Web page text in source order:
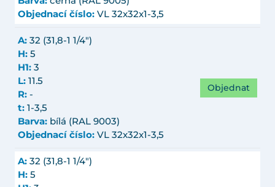
Objednací číslo: VL 32x32x1-3,5
A: 32 (31,8-1 1/4")
H: 5
H1: 3
L: 11.5
R: -
t: 1-3,5
Barva: bílá (RAL 9003)
Objednací číslo: VL 32x32x1-3,5
Objednat
A: 32 (31,8-1 1/4")
H: 5